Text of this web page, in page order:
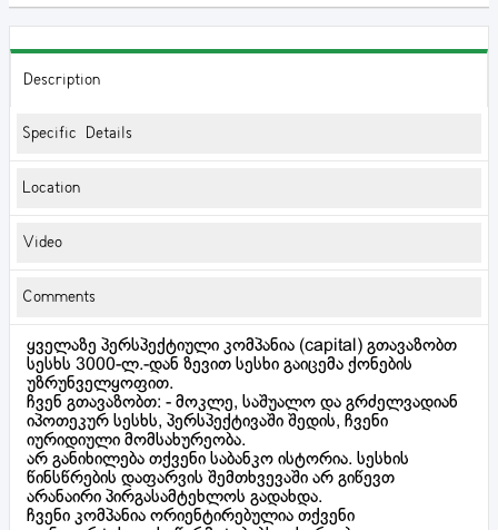
Description
Specific Details
Location
Video
Comments
ყველაზე პერსპექტიული კომპანია (capital) გთავაზობთ
სესხს 3000-ლ.-დან ზევით სესხი გაიცემა ქონების
უზრუნველყოფით.
ჩვენ გთავაზობთ: - მოკლე, საშუალო და გრძელვადიან
იპოთეკურ სესხს, პერსპექტივაში შედის, ჩვენი
იურიდიული მომსახურეობა.
არ განიხილება თქვენი საბანკო ისტორია. სესხის
წინსწრების დაფარვის შემთხვევაში არ გიწევთ
არანაირი პირგასამტეხლოს გადახდა.
ჩვენი კომპანია ორიენტირებულია თქვენი